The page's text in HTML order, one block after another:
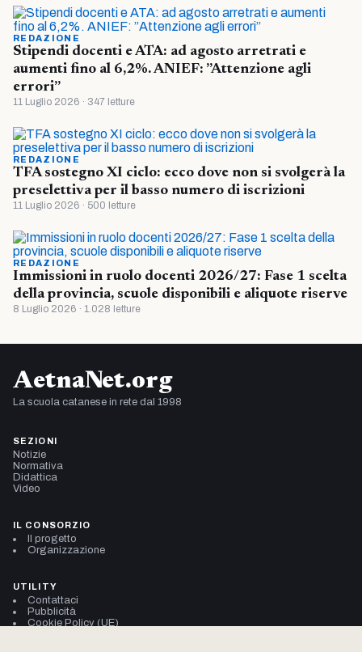
REDAZIONE
Stipendi docenti e ATA: ad agosto arretrati e
aumenti fino al 6,2%. ANIEF: ”Attenzione agli
errori”
11 Luglio 2026 · 347 letture
REDAZIONE
TFA sostegno XI ciclo: ecco dove non si svolgerà la
preselettiva per il basso numero di iscrizioni
11 Luglio 2026 · 500 letture
REDAZIONE
Immissioni in ruolo docenti 2026/27: Fase 1 scelta
della provincia, scuole disponibili e aliquote riserve
8 Luglio 2026 · 1.028 letture
AetnaNet.org
La scuola catanese in rete dal 1998
SEZIONI
Notizie
Normativa
Didattica
Video
IL CONSORZIO
Il progetto
Organizzazione
UTILITY
Contattaci
Pubblicità
Cookie Policy (UE)